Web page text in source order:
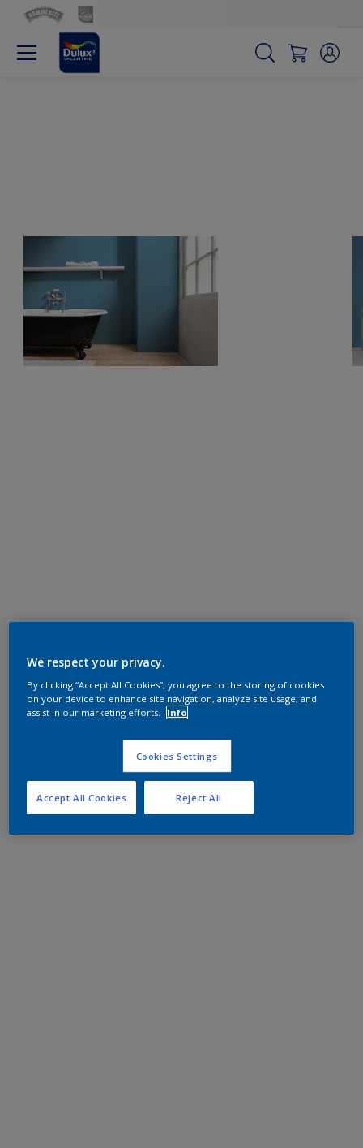
We respect your privacy.
By clicking “Accept All Cookies”, you agree to the storing of cookies
on your device to enhance site navigation, analyze site usage, and
assist in our marketing efforts.
Info
Cookies Settings
Reject All
Accept All Cookies